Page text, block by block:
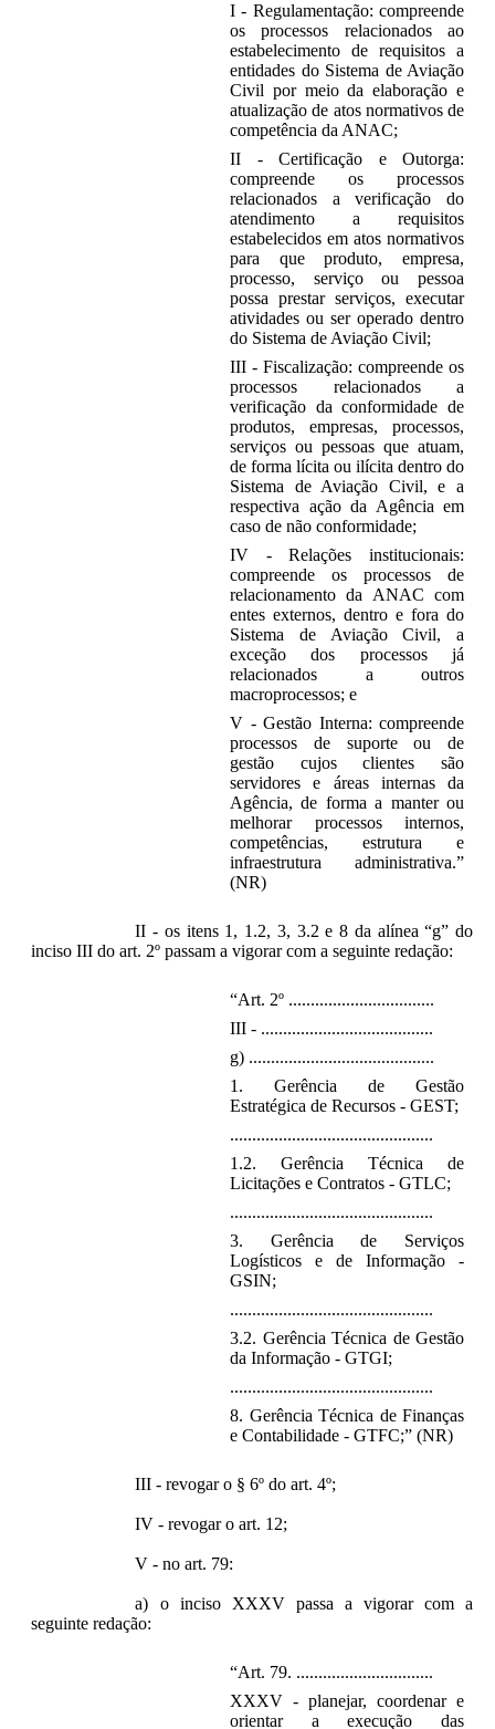
I - Regulamentação: compreende
os processos relacionados ao
estabelecimento de requisitos a
entidades do Sistema de Aviação
Civil por meio da elaboração e
atualização de atos normativos de
competência da ANAC;
II - Certificação e Outorga:
compreende os processos
relacionados a verificação do
atendimento a requisitos
estabelecidos em atos normativos
para que produto, empresa,
processo, serviço ou pessoa
possa prestar serviços, executar
atividades ou ser operado dentro
do Sistema de Aviação Civil;
III - Fiscalização: compreende os
processos relacionados a
verificação da conformidade de
produtos, empresas, processos,
serviços ou pessoas que atuam,
de forma lícita ou ilícita dentro do
Sistema de Aviação Civil, e a
respectiva ação da Agência em
caso de não conformidade;
IV - Relações institucionais:
compreende os processos de
relacionamento da ANAC com
entes externos, dentro e fora do
Sistema de Aviação Civil, a
exceção dos processos já
relacionados a outros
macroprocessos; e
V - Gestão Interna: compreende
processos de suporte ou de
gestão cujos clientes são
servidores e áreas internas da
Agência, de forma a manter ou
melhorar processos internos,
competências, estrutura e
infraestrutura administrativa.”
(NR)
II - os itens 1, 1.2, 3, 3.2 e 8 da alínea “g” do
inciso III do art. 2º passam a vigorar com a seguinte redação:
“Art. 2º .................................
III - .......................................
g) ..........................................
1. Gerência de Gestão
Estratégica de Recursos - GEST;
..............................................
1.2. Gerência Técnica de
Licitações e Contratos - GTLC;
..............................................
3. Gerência de Serviços
Logísticos e de Informação -
GSIN;
..............................................
3.2. Gerência Técnica de Gestão
da Informação - GTGI;
..............................................
8. Gerência Técnica de Finanças
e Contabilidade - GTFC;” (NR)
III - revogar o § 6º do art. 4º;
IV - revogar o art. 12;
V - no art. 79:
a) o inciso XXXV passa a vigorar com a
seguinte redação:
“Art. 79. ...............................
XXXV - planejar, coordenar e
orientar a execução das